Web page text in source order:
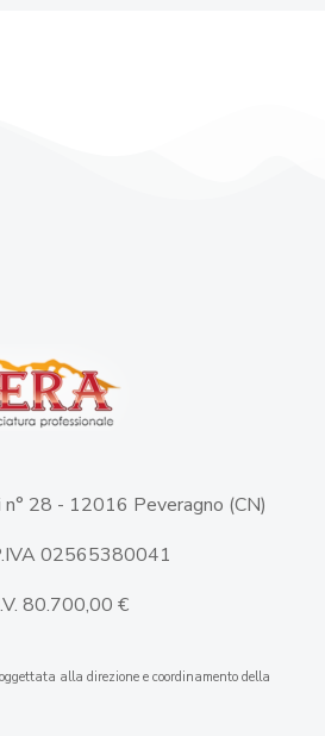
28 - 12016 Peveragno (CN)
02565380041
80.700,00 €
alla direzione e coordinamento della